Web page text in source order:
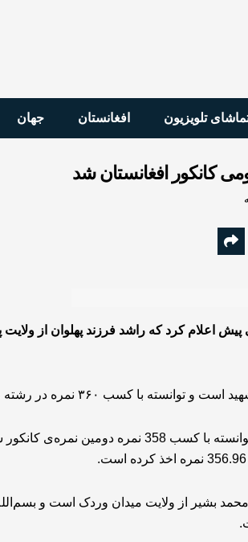
تلویزیون افغانستان جهان
کانکور افغانستان شد
پیش اعلام کرد که راشد فرزند پهلوان از
نمره در رشته طب ابن سینای کابل راه یابد.
انعام‌الله فرزند شیرزمان از ولایت کنر توانسته
بشیر از ولایت میدان وردک است و